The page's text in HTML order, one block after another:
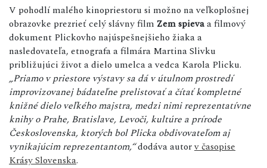
V pohodlí malého kinopriestoru si možno na veľkoplošnej
obrazovke prezrieť celý slávny film Zem spievaa filmový
dokument Plickovho najúspešnejšieho žiaka a
nasledovateľa, etnografa a filmára Martina Slivku
približujúci život a dielo umelca a vedca Karola Plicku.
„Priamo v priestore výstavy sa dá v útulnom prostredí
improvizovanej bádateľne prelistovať a čítať kompletné
knižné dielo veľkého majstra, medzi nimi reprezentatívne
knihy o Prahe, Bratislave, Levoči, kultúre a prírode
Československa, ktorých bol Plicka obdivovateľom aj
vynikajúcim reprezentantom,“dodáva autorv časopise
Krásy Slovenska.